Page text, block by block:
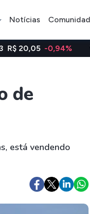
Notícias
Bitcoin
Ethereum
Binance
WEGE3 R$
de
está vendendo